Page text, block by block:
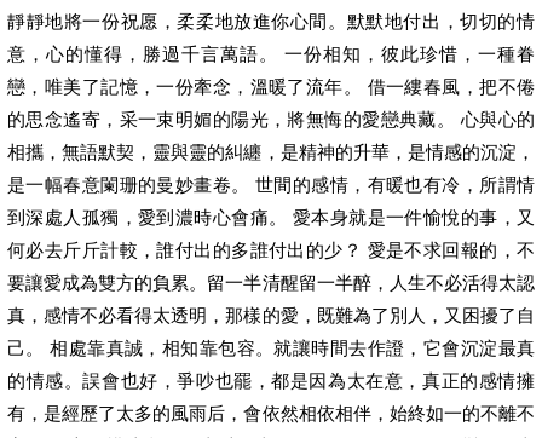
靜靜地將一份祝愿，柔柔地放進你心間。默默地付出，切切的情
意，心的懂得，勝過千言萬語。 一份相知，彼此珍惜，一種眷
戀，唯美了記憶，一份牽念，溫暖了流年。 借一縷春風，把不倦
的思念遙寄，采一束明媚的陽光，將無悔的愛戀典藏。 心與心的
相攜，無語默契，靈與靈的糾纏，是精神的升華，是情感的沉淀，
是一幅春意闌珊的曼妙畫卷。 世間的感情，有暖也有冷，所謂情
到深處人孤獨，愛到濃時心會痛。 愛本身就是一件愉悅的事，又
何必去斤斤計較，誰付出的多誰付出的少？ 愛是不求回報的，不
要讓愛成為雙方的負累。留一半清醒留一半醉，人生不必活得太認
真，感情不必看得太透明，那樣的愛，既難為了別人，又困擾了自
己。 相處靠真誠，相知靠包容。就讓時間去作證，它會沉淀最真
的情感。誤會也好，爭吵也罷，都是因為太在意，真正的感情擁
有，是經歷了太多的風雨后，會依然相依相伴，始終如一的不離不